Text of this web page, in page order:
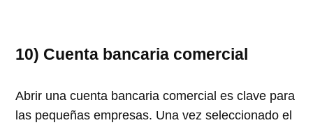
10) Cuenta bancaria comercial
Abrir una cuenta bancaria comercial es clave para
las pequeñas empresas. Una vez seleccionado el